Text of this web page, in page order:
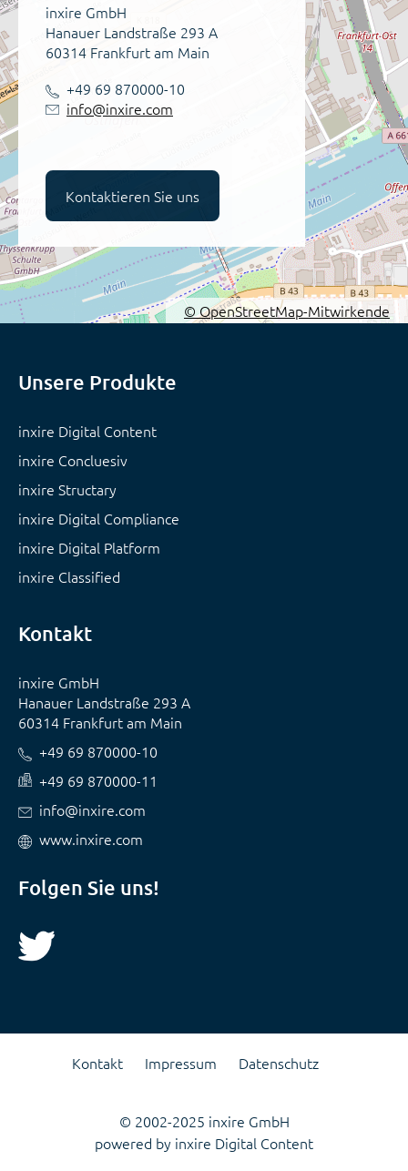
inxire GmbH
Hanauer Landstraße 293 A
60314 Frankfurt am Main
+49 69 870000-10
info@inxire.com
Kontaktieren Sie uns
© OpenStreetMap-Mitwirkende
Unsere Produkte
inxire Digital Content
inxire Concluesiv
inxire Structary
inxire Digital Compliance
inxire Digital Platform
inxire Classified
Kontakt
inxire GmbH
Hanauer Landstraße 293 A
60314 Frankfurt am Main
+49 69 870000-10
+49 69 870000-11
info@inxire.com
www.inxire.com
Folgen Sie uns!
Kontakt Impressum Datenschutz
© 2002-2025 inxire GmbH
powered by inxire Digital Content